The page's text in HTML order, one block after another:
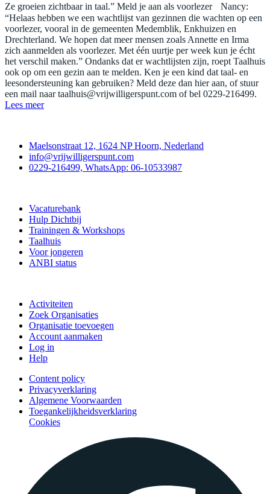
Ze groeien zichtbaar in taal.” Meld je aan als voorlezer Nancy:
“Helaas hebben we een wachtlijst van gezinnen die wachten op een
voorlezer, vooral in de gemeenten Medemblik, Enkhuizen en
Drechterland. We hopen dat meer mensen zoals Annette en Irma
zich aanmelden als voorlezer. Met één uurtje per week kun je écht
het verschil maken.” Ondanks dat er wachtlijsten zijn, roept Taalhuis
ook op om een gezin aan te melden. Ken je een kind dat taal- en
leesondersteuning kan gebruiken? Meld deze dan hier aan, of stuur
een mail naartaalhuis@vrijwilligerspunt.com of bel 0229-216499.
Lees meer
Maelsonstraat 12, 1624 NP Hoorn, Nederland
info@vrijwilligerspunt.com
0229-216499, WhatsApp: 06-10533987
Vacaturebank
Hulp Dichtbij
Trainingen & Workshops
Taalhuis
Voor jongeren
ANBI status
Activiteiten
Zoek Organisaties
Organisatie toevoegen
Account aanmaken
Log in
Help
Content policy
Privacyverklaring
Algemene Voorwaarden
Toegankelijkheidsverklaring
Cookies